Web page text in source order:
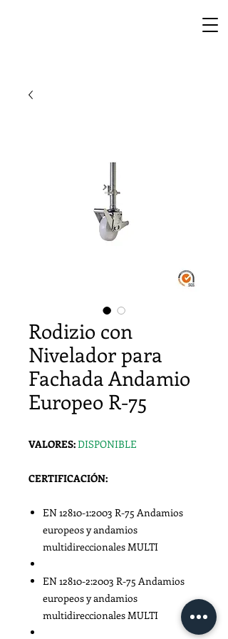
Rodizio con
Nivelador para
Fachada Andamio
Europeo R-75
VALORES:DISPONIBLE
CERTIFICACIÓN:
EN 12810-1:2003 R-75 Andamios
europeos y andamios
multidireccionales MULTI
EN 12810-2:2003 R-75 Andamios
europeos y andamios
multidireccionales MULTI